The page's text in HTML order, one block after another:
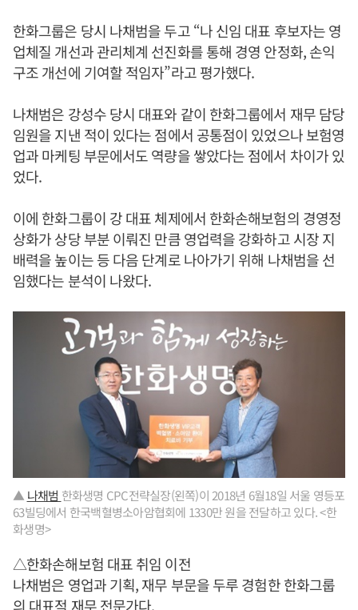
한화그룹은 당시 나채범을 두고 “나 신임 대표 후보자는 영
업체질 개선과 관리체계 선진화를 통해 경영 안정화, 손익
구조 개선에 기여할 적임자”라고 평가했다.
나채범은 강성수 당시 대표와 같이 한화그룹에서 재무 담당
임원을 지낸 적이 있다는 점에서 공통점이 있었으나 보험영
업과 마케팅 부문에서도 역량을 쌓았다는 점에서 차이가 있
었다.
이에 한화그룹이 강 대표 체제에서 한화손해보험의 경영정
상화가 상당 부분 이뤄진 만큼 영업력을 강화하고 시장 지
배력을 높이는 등 다음 단계로 나아가기 위해 나채범을 선
임했다는 분석이 나왔다.
▲ 나채범 한화생명 CPC전략실장(왼쪽)이 2018년 6월18일 서울 영등포
63빌딩에서 한국백혈병소아암협회에 1330만 원을 전달하고 있다. <한
화생명>
△한화손해보험 대표 취임 이전
나채범은 영업과 기획, 재무 부문을 두루 경험한 한화그룹
의 대표적 재무 전문가다.